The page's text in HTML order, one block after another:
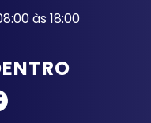
às 18:00